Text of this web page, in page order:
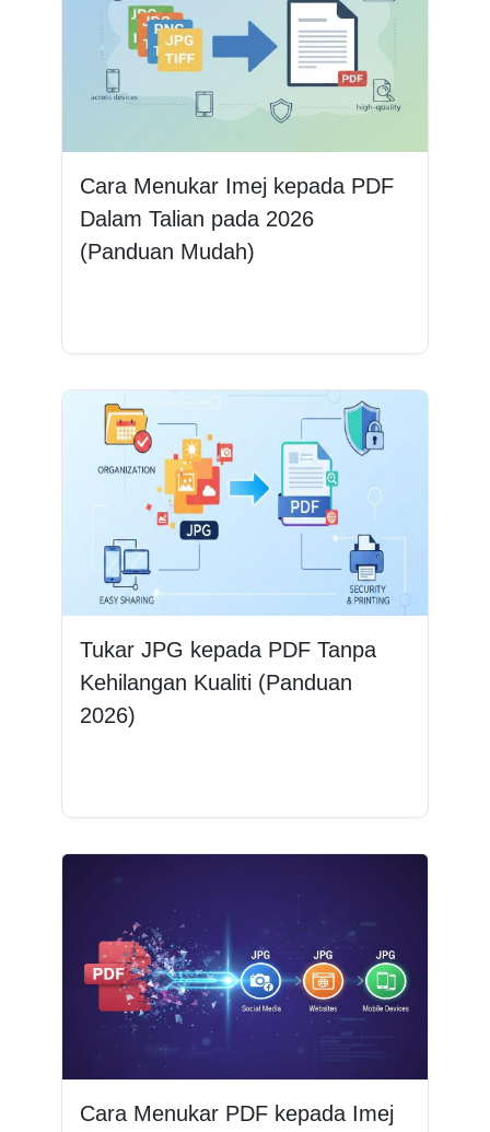
Cara Menukar Imej kepada PDF
Dalam Talian pada 2026
(Panduan Mudah)
Tukar JPG kepada PDF Tanpa
Kehilangan Kualiti (Panduan
2026)
Cara Menukar PDF kepada Imej